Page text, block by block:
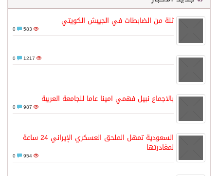
ثلة من الضابطات في الجييش الكويتي
583
1217
بالاجماع نبيل فهمي امينا عاما للجامعة العربية
987
السعودية تمهل الملحق العسكري الإيراني 24 ساعة
لمغادرتها
954